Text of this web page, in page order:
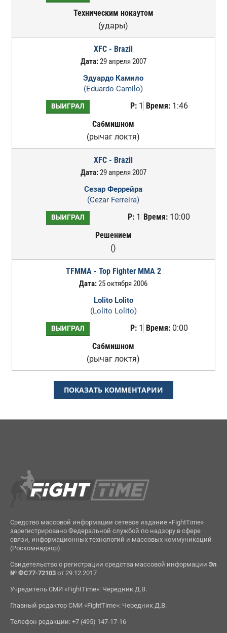
Техническим нокаутом
(удары)
XFC - Brazil
Дата:29 апреля 2007
Эдуардо Камило
(Eduardo Camilo)
ВЫИГРАЛ Р:1 Время:1:46
Сабмишном
(рычаг локтя)
XFC - Brazil
Дата:29 апреля 2007
Сезар Феррейра
(Cezar Ferreira)
ВЫИГРАЛ Р: 1 Время: 10:00
Решением
()
TFMMA - Top Fighter MMA 2
Дата:25 октября 2006
Lolito Lolito
(Lolito Lolito)
ВЫИГРАЛ Р:1 Время:0:00
Сабмишном
(рычаг локтя)
ПОКАЗАТЬ КОММЕНТАРИИ
Средство массовой информации сетевое издание «FightTime»
зарегистрировано Федеральной службой по надзору в сфере
связи, информационных технологий и массовых коммуникаций
(Роскомнадзор).
Свидетельство о регистрации средства массовой информации Эл
№ ФС77-72103от 29.12.2017
Учредитель СМИ «FightTime»: Чередник Д.В.
Главный редактор СМИ «FightTime»: Чередник Д.В.
Телефон редакции: +7 (495) 147-17-16